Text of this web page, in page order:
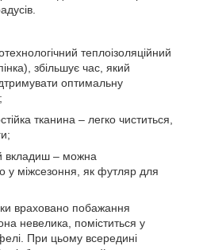
теплоізоляційний
збільшує час, який
оптимальну
тканина – легко чиститься,
вкладиш – можна
у міжсезоння, як футляр для
враховано побажання
невелика, поміститься у
При цьому всередині